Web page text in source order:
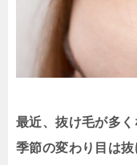
最近、抜け毛が多く
季節の変わり目は抜